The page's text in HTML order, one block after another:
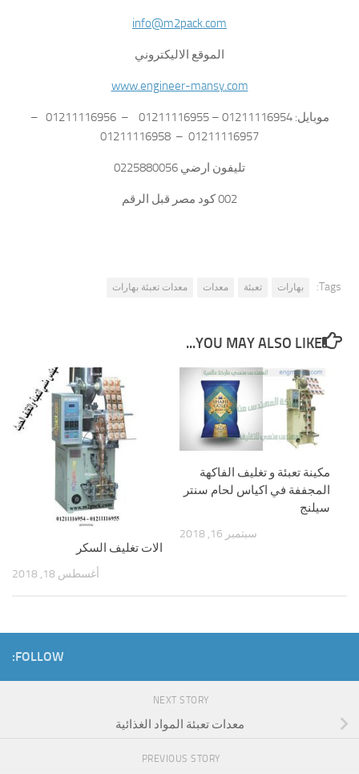
info@m2pack.com
الموقع الاليكتروني
www.engineer-mansy.com
موبايل: 01211116954 – 01211116955 – 01211116956 –
01211116957 – 01211116958
تليفون ارضي 0225880056
002 كود مصر قبل الرقم
Tags: بهارات تعبئة معدات معدات تعبئة بهارات
YOU MAY ALSO LIKE...
الات تغليف السكر
أغسطس 18, 2018
مكينة تعبئة و تغليف الفاكهة
المجففة في اكياس لحام سنتر
سيلنج
سبتمبر 16, 2018
FOLLOW:
NEXT STORY
معدات تعبئة المواد الغذائية
PREVIOUS STORY